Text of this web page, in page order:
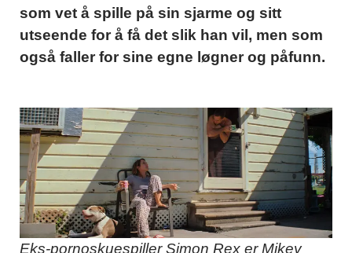
som vet å spille på sin sjarme og sitt
utseende for å få det slik han vil, men som
også faller for sine egne løgner og påfunn.
Eks-pornoskuespiller Simon Rex er Mikey